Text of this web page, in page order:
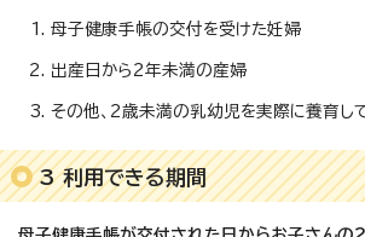
母子健康手帳の交付を受けた妊婦
出産日から2年未満の産婦
その他、2歳未満の乳幼児を実際に養育し
3 利用できる期間